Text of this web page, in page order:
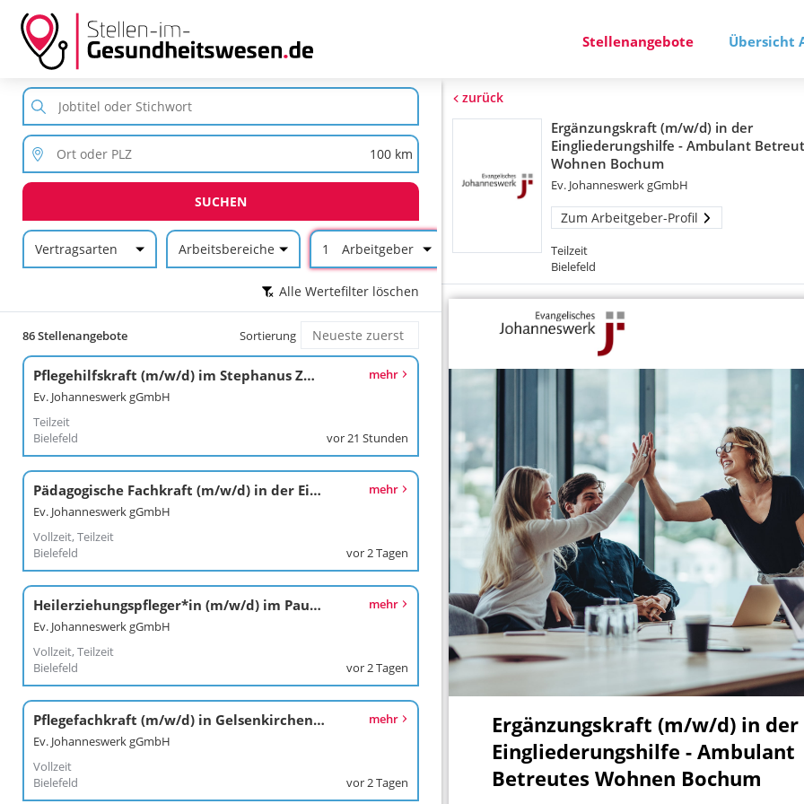
Stellenangebote Übersicht
SUCHEN
Vertragsarten Arbeitsbereiche 1 Arbeitgeber
Alle Wertefilter löschen
86 Stellenangebote Sortierung
Pflegehilfskraft (m/w/d) im Stephanus Zentrum in Hiddenhausen
Ev. Johanneswerk gGmbH
Teilzeit
Bielefeld
mehr
vor 21 Stunden
Pädagogische Fachkraft (m/w/d) in der Eingliederungshilfe Herten-Gelsenkirchen
Ev. Johanneswerk gGmbH
Vollzeit, Teilzeit
Bielefeld
mehr
vor 2 Tagen
Heilerziehungspfleger*in (m/w/d) im Paul-Gerhardt-Haus
Ev. Johanneswerk gGmbH
Vollzeit, Teilzeit
Bielefeld
mehr
vor 2 Tagen
Pflegefachkraft (m/w/d) in Gelsenkirchen-Feldmark
Ev. Johanneswerk gGmbH
Vollzeit
Bielefeld
mehr
vor 2 Tagen
zurück
Ergänzungskraft (m/w/d) in der
Eingliederungshilfe - Ambulant
Wohnen Bochum
Ev. Johanneswerk gGmbH
Zum Arbeitgeber-Profil
Teilzeit
Bielefeld